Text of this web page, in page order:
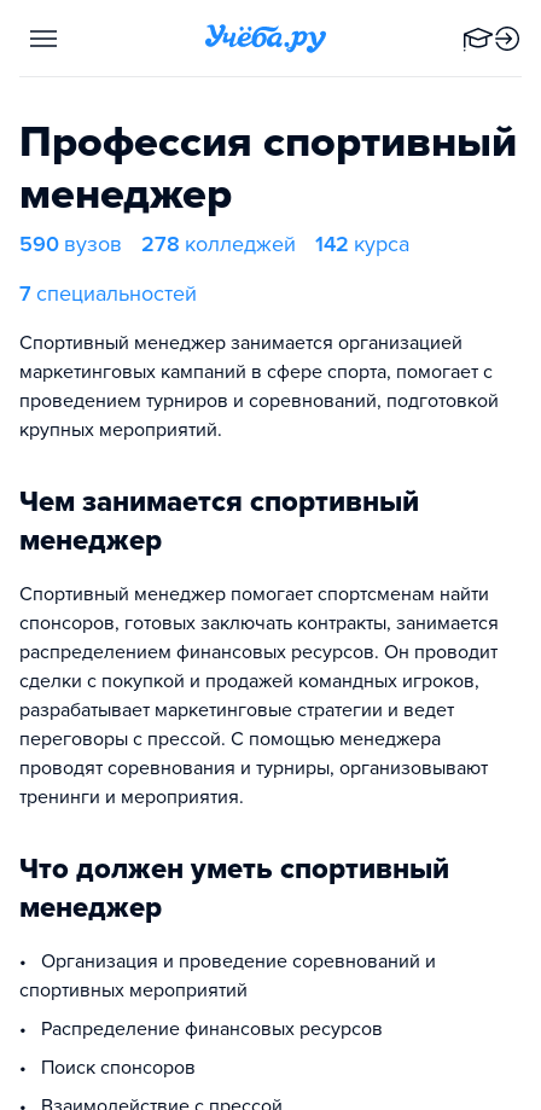
Профессия спортивный
менеджер
590 вузов 278 колледжей 142 курса
7специальностей
Спортивный менеджер занимается организацией
маркетинговых кампаний в сфере спорта, помогает с
проведением турниров и соревнований, подготовкой
крупных мероприятий.
Чем занимается спортивный
менеджер
Спортивный менеджер помогает спортсменам найти
спонсоров, готовых заключать контракты, занимается
распределением финансовых ресурсов. Он проводит
сделки с покупкой и продажей командных игроков,
разрабатывает маркетинговые стратегии и ведет
переговоры с прессой. С помощью менеджера
проводят соревнования и турниры, организовывают
тренинги и мероприятия.
Что должен уметь спортивный
менеджер
• Организация и проведение соревнований и
спортивных мероприятий
• Распределение финансовых ресурсов
• Поиск спонсоров